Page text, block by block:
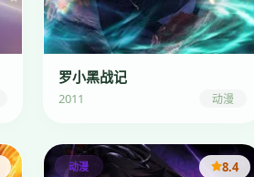
罗小黑战记
2011 动漫
动漫 8.4